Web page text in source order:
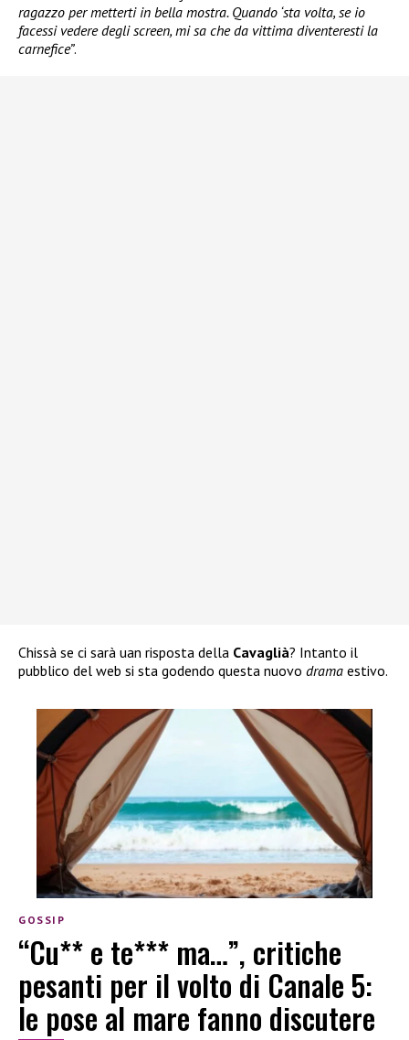
ragazzo per metterti in bella mostra. Quando ‘sta volta, se io
facessi vedere degli screen, mi sa che da vittima diventeresti la
carnefice”.
Chissà se ci sarà uan risposta della Cavaglià? Intanto il
pubblico del web si sta godendo questa nuovo drama estivo.
GOSSIP
“Cu** e te*** ma…”, critiche
pesanti per il volto di Canale 5:
le pose al mare fanno discutere